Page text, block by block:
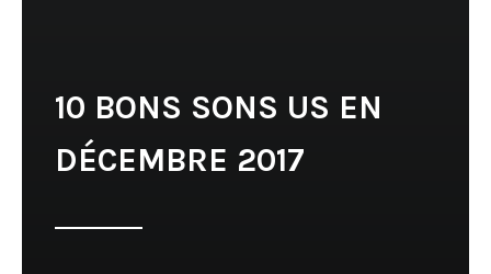
10 BONS SONS US EN
DÉCEMBRE 2017